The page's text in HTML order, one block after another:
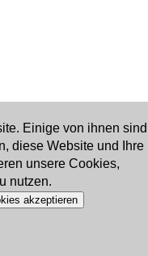
Einige von ihnen sind
diese Website und Ihre
unsere Cookies,
nutzen.
akzeptieren